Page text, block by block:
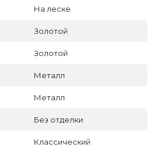
На леске
Золотой
Золотой
Металл
Металл
Без отделки
Классический